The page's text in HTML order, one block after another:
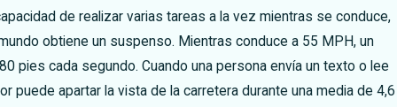
de realizar varias tareas a la vez mientras se conduce,
obtiene un suspenso. Mientras conduce a 55 MPH, un
pies cada segundo. Cuando una persona envía un texto o lee
puede apartar la vista de la carretera durante una media de 4,6